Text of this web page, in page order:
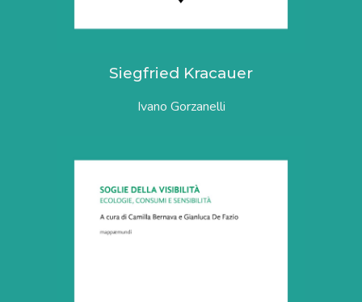
Siegfried Kracauer
Ivano Gorzanelli